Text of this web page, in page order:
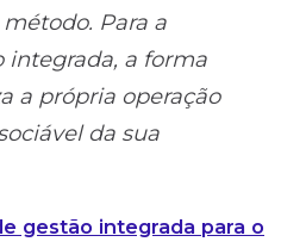
Para a
integrada, a forma
a própria operação
da sua
gestão integrada para o